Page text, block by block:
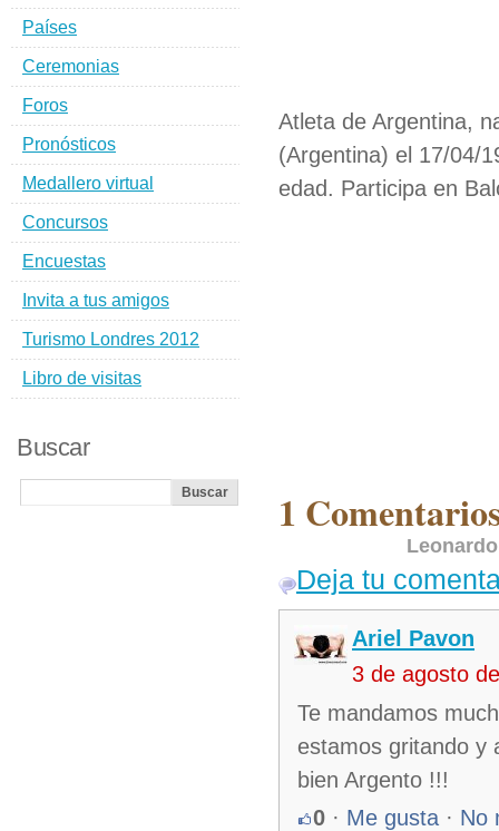
Atleta de Argentina,
(Argentina) el 17/04/
edad. Participa en
1
Deja tu
Ariel Pavon
3 de agosto
Te mandamos
estamos gritando y
bien Argento !!!
0 · Me gusta · No
Países
Ceremonias
Foros
Pronósticos
Medallero virtual
Concursos
Encuestas
Invita a tus amigos
Turismo Londres 2012
Libro de visitas
Buscar